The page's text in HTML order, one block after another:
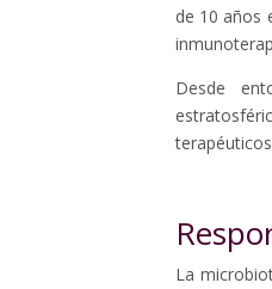
de 10 años
Desde
La